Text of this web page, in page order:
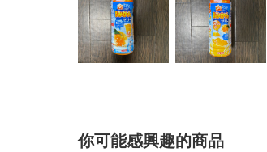
你可能感興趣的商品